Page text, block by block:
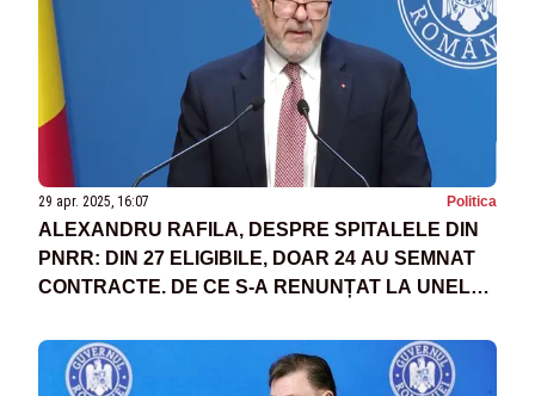
29 apr. 2025, 16:07 Politica
ALEXANDRU RAFILA, DESPRE SPITALELE DIN
PNRR: DIN 27 ELIGIBILE, DOAR 24 AU SEMNAT
CONTRACTE. DE CE S-A RENUNȚAT LA UNELE